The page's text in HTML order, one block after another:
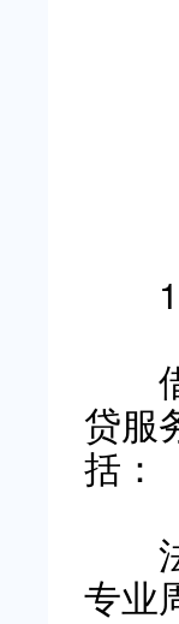
1.
借
贷服
括：
法
专业